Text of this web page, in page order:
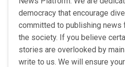
democracy that encourage
committed to publishing
the society. If you believe
stories are overlooked by
write to us. We will ensure